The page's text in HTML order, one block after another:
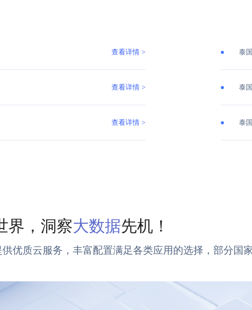
查看详情 >
查看详情 >
查看详情 >
泰
泰
泰
界，洞察大数据先机！
优质云服务，丰富配置满足各类应用的选择，部分国